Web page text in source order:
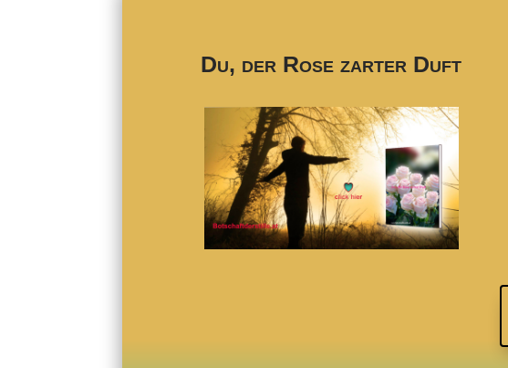
Du, der Rose zarter Duft